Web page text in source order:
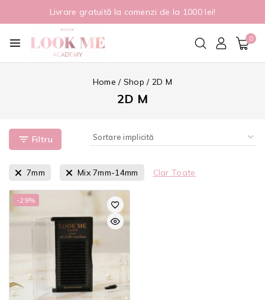
Livrare gratuită la comenzi de la 1000 lei!
0
Home / Shop / 2D M
2D M
Filtru
7mm Mix 7mm-14mm Clar Toate
-29%